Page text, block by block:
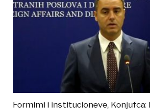
Formimi i institucioneve,